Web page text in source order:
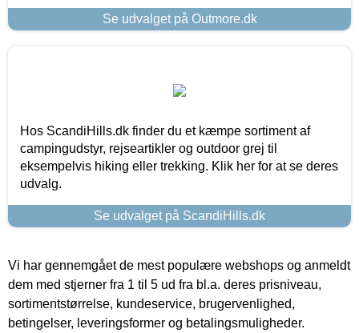
Se udvalget på Outmore.dk
Hos ScandiHills.dk finder du et kæmpe sortiment af
campingudstyr, rejseartikler og outdoor grej til
eksempelvis hiking eller trekking. Klik her for at se deres
udvalg.
Se udvalget på ScandiHills.dk
Vi har gennemgået de mest populære webshops og anmeldt
dem med stjerner fra 1 til 5 ud fra bl.a. deres prisniveau,
sortimentstørrelse, kundeservice, brugervenlighed,
betingelser, leveringsformer og betalingsmuligheder.